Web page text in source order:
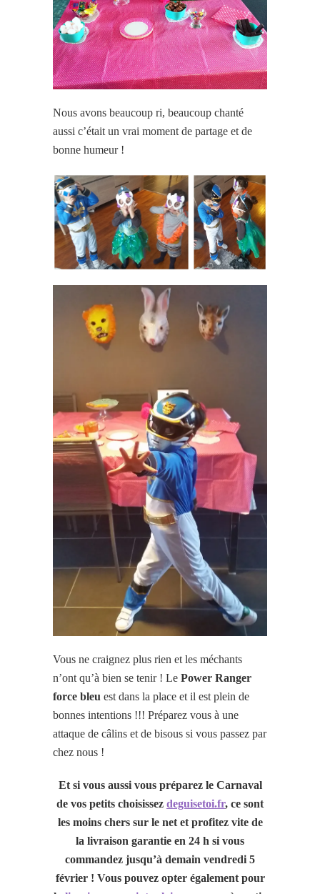
Nous avons beaucoup ri, beaucoup chanté
aussi c’était un vrai moment de partage et de
bonne humeur !
Vous ne craignez plus rien et les méchants
n’ont qu’à bien se tenir ! Le Power Ranger
force bleu est dans la place et il est plein de
bonnes intentions !!! Préparez vous à une
attaque de câlins et de bisous si vous passez par
chez nous !
Et si vous aussi vous préparez le Carnaval
de vos petits choisissez deguisetoi.fr, ce sont
les moins chers sur le net et profitez vite de
la livraison garantie en 24 h si vous
commandez jusqu’à demain vendredi 5
février ! Vous pouvez opter également pour